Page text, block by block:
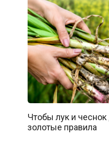
Чтобы лук и
золотые правила